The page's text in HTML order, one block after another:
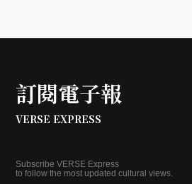
訂閱電子報
VERSE EXPRESS
Subscribe VERSE Express
to follow the most updated cultural views.